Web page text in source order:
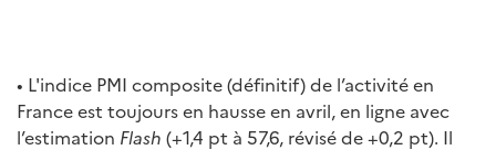
• L'indice PMI composite (définitif) de l’activité en
France est toujours en hausse en avril, en ligne avec
l’estimation Flash (+1,4 pt à 57,6, révisé de +0,2 pt). Il